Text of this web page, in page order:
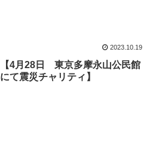
2023.10.19
【4月28日 東京多摩永山公民館
にて震災チャリティ】